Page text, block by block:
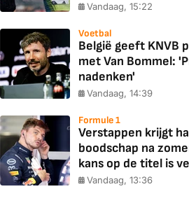
Vandaag, 15:22
Voetbal
België geeft KNVB
met Van Bommel:
nadenken'
Vandaag, 14:39
Formule 1
Verstappen krijgt
boodschap na
kans op de titel is
Vandaag, 13:36